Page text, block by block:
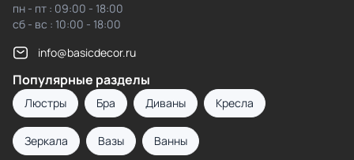
пн - пт : 09:00 - 18:00
сб - вс : 10:00 - 18:00
info@basicdecor.ru
Популярные разделы
Люстры Бра Диваны Кресла
Зеркала Вазы Ванны